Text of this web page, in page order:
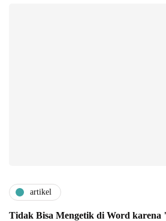
artikel
Tidak Bisa Mengetik di Word karena